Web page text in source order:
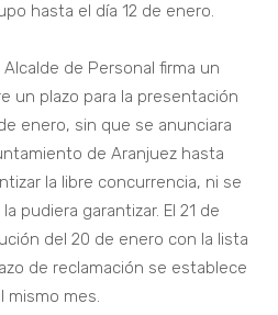
hasta el día 12 de enero.
de Personal firma un
un plazo para la presentación
enero, sin que se anunciara
de Aranjuez hasta
la libre concurrencia, ni se
pudiera garantizar. El 21 de
del 20 de enero con la lista
de reclamación se establece
mismo mes.